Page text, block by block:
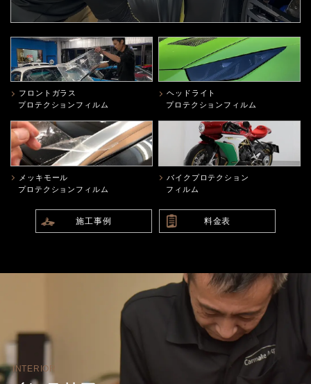
フロントガラス
プロテクションフィルム
ヘッドライト
プロテクションフィルム
メッキモール
プロテクションフィルム
バイクプロテクション
フィルム
施工事例 料金表
INTERIOR